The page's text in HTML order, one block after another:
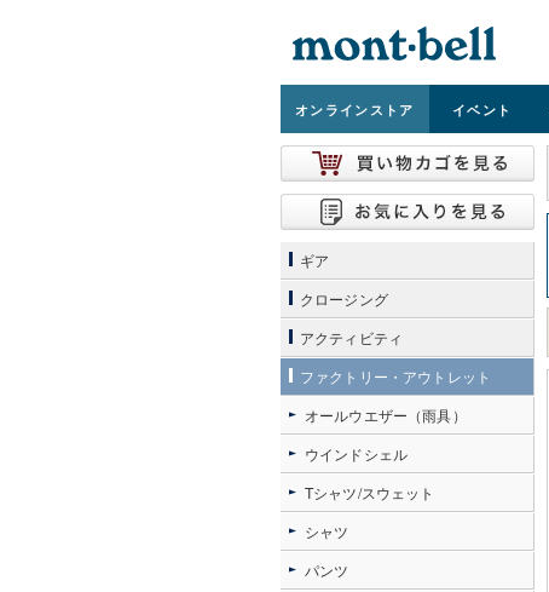
オンラインストア イベント
ギア
クロージング
アクティビティ
ファクトリー・アウトレット
オールウエザー（雨具）
ウインドシェル
Tシャツ/スウェット
シャツ
パンツ